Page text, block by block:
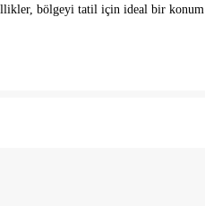
bölgeyi tatil için ideal bir konum